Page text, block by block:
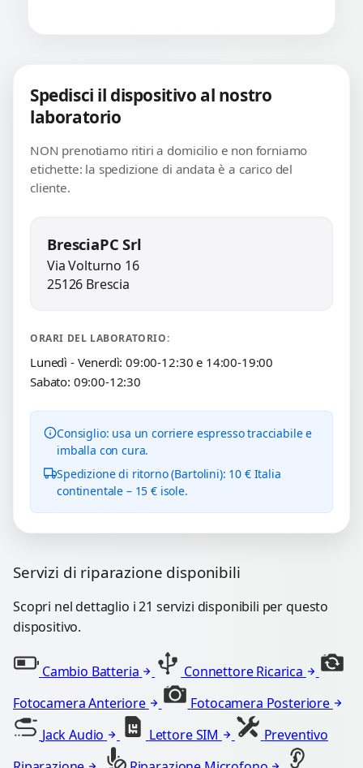
Spedisci il dispositivo al nostro
laboratorio
NON prenotiamo ritiri a domicilio e non forniamo
etichette: la spedizione di andata è a carico del
cliente.
BresciaPC Srl
Via Volturno 16
25126 Brescia
ORARI DEL LABORATORIO:
Lunedì - Venerdì: 09:00-12:30 e 14:00-19:00
Sabato: 09:00-12:30
Consiglio: usa un corriere espresso tracciabile e
imballa con cura.
Spedizione di ritorno (Bartolini): 10 € Italia
continentale – 15 € isole.
Servizi di riparazione disponibili
Scopri nel dettaglio i 21 servizi disponibili per questo
dispositivo.
Cambio Batteria
Connettore Ricarica
Fotocamera Anteriore
Fotocamera Posteriore
Jack Audio
Lettore SIM
Preventivo